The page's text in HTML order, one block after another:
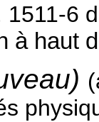
1511-6
à haut